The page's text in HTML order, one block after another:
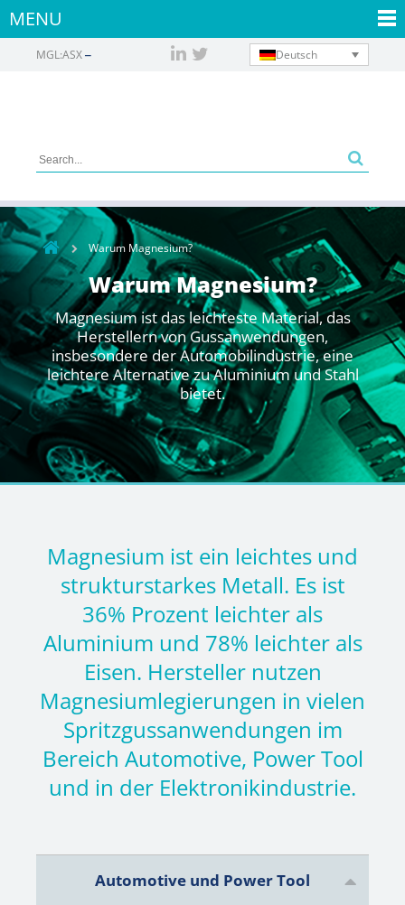
MENU
Deutsch
MGL:ASX
Warum Magnesium?
Warum Magnesium?
Magnesium ist das leichteste Material, das
Herstellern von Gussanwendungen,
insbesondere der Automobilindustrie, eine
leichtere Alternative zu Aluminium und Stahl
bietet.
Magnesium ist ein leichtes und
strukturstarkes Metall. Es ist
36% Prozent leichter als
Aluminium und 78% leichter als
Eisen. Hersteller nutzen
Magnesiumlegierungen in vielen
Spritzgussanwendungen im
Bereich Automotive, Power Tool
und in der Elektronikindustrie.
Automotive und Power Tool